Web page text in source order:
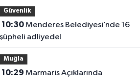
Güvenlik
10:30Menderes Belediyesi’nde 16
şüpheli adliyede!
Muğla
10:29